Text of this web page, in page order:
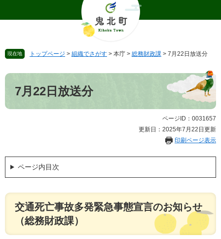
頭
す
飛
し
文
現在地 トップページ > 組織でさがす > 本庁 > 総務財政課 > 7月22日放送分
本
7月22日放送分
ページID：0031657
更新日：2025年7月22日更新
印刷ページ表示
ページ内目次
交通死亡事故多発緊急事態宣言のお知らせ
（総務財政課）